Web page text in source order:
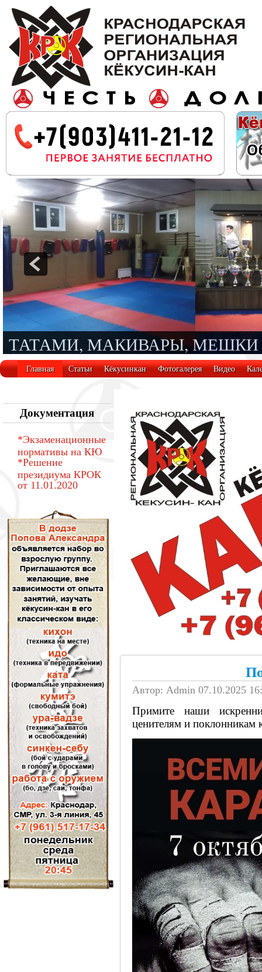
ТРЕНАЖЕРНАЯ ЗОНА
Главная Статьи Кёкусинкан Фотогалерея Видео
Документация
*Экзаменационные
нормативы на КЮ
*Решение
президиума КРОК
от 11.01.2020
Автор: Admin 07.10.2025
Примите наши
ценителям и поклонникам